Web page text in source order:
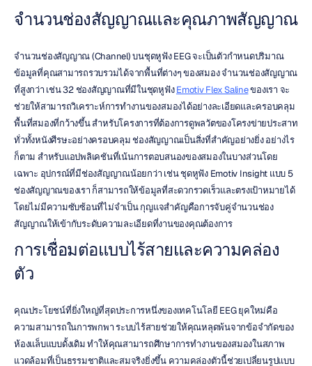
จำนวนช่องสัญญาณและคุณภาพสัญญาณ
จำนวนช่องสัญญาณ (Channel) บนชุดหูฟัง EEG จะเป็นตัวกำหนดปริมาณ
ข้อมูลที่คุณสามารถรวบรวมได้จากพื้นที่ต่างๆ ของสมอง จำนวนช่องสัญญาณ
ที่สูงกว่า เช่น 32 ช่องสัญญาณที่มีในชุดหูฟัง Emotiv Flex Saline ของเรา จะ
ช่วยให้สามารถวิเคราะห์การทำงานของสมองได้อย่างละเอียดและครอบคลุม
พื้นที่สมองที่กว้างขึ้น สำหรับโครงการที่ต้องการดูพลวัตของโครงข่ายประสาท
ทั่วทั้งหนังศีรษะอย่างครอบคลุม ช่องสัญญาณเป็นสิ่งที่สำคัญอย่างยิ่ง อย่างไร
ก็ตาม สำหรับแอปพลิเคชันที่เน้นการตอบสนองของสมองในบางส่วนโดย
เฉพาะ อุปกรณ์ที่มีช่องสัญญาณน้อยกว่า เช่น ชุดหูฟัง Emotiv Insight แบบ 5
ช่องสัญญาณของเรา ก็สามารถให้ข้อมูลที่สะดวกรวดเร็วและตรงเป้าหมายได้
โดยไม่มีความซับซ้อนที่ไม่จำเป็น กุญแจสำคัญคือการจับคู่จำนวนช่อง
สัญญาณให้เข้ากับระดับความละเอียดที่งานของคุณต้องการ
การเชื่อมต่อแบบไร้สายและความคล่อง
ตัว
คุณประโยชน์ที่ยิ่งใหญ่ที่สุดประการหนึ่งของเทคโนโลยี EEG ยุคใหม่คือ
ความสามารถในการพกพา ระบบไร้สายช่วยให้คุณหลุดพ้นจากข้อจำกัดของ
ห้องแล็บแบบดั้งเดิม ทำให้คุณสามารถศึกษาการทำงานของสมองในสภาพ
แวดล้อมที่เป็นธรรมชาติและสมจริงยิ่งขึ้น ความคล่องตัวนี้ช่วยเปลี่ยนรูปแบบ